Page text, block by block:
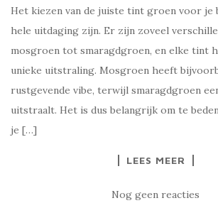
Het kiezen van de juiste tint groen voor je
hele uitdaging zijn. Er zijn zoveel
mosgroen tot smaragdgroen, en elke tint
unieke uitstraling. Mosgroen heeft
rustgevende vibe, terwijl smaragdgroen
uitstraalt. Het is dus belangrijk om te
je […]
LEES MEER
Nog geen reacties